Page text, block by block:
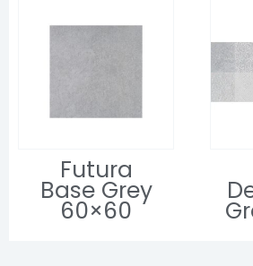
Futura
Base Grey
60×60